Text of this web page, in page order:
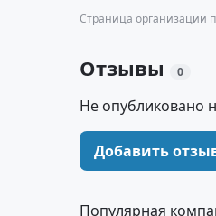
Страница организации
Отзывы 0
Не опубликовано
Добавить
Популярная